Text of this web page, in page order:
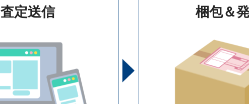
査定送信 梱包＆